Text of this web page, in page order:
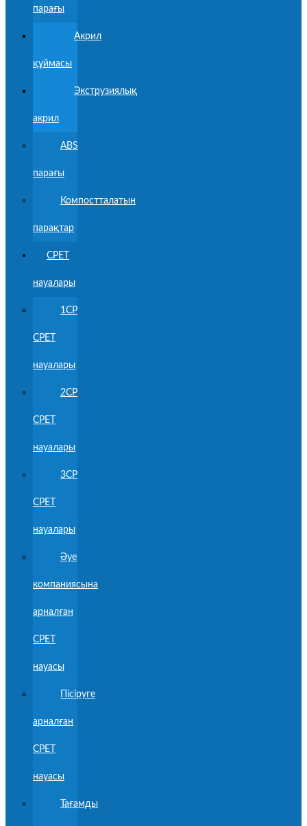
парағы
Акрил
құймасы
Экструзиялық
акрил
ABS
парағы
Компостталатын
парақтар
CPET
науалары
1CP
CPET
науалары
2CP
CPET
науалары
3CP
CPET
науалары
Әуе
компаниясына
арналған
CPET
науасы
Пісіруге
арналған
CPET
науасы
Тағамды